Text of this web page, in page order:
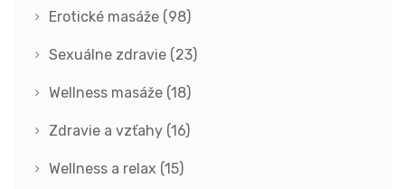
Erotické masáže (98)
Sexuálne zdravie (23)
Wellness masáže (18)
Zdravie a vzťahy (16)
Wellness a relax (15)